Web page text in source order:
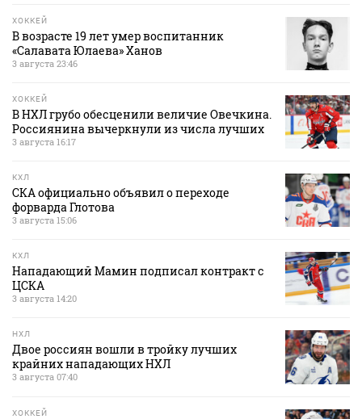
ХОККЕЙ
В возрасте 19 лет умер воспитанник
«Салавата Юлаева» Ханов
3 августа 23:46
ХОККЕЙ
В НХЛ грубо обесценили величие Овечкина.
Россиянина вычеркнули из числа лучших
3 августа 16:17
КХЛ
СКА официально объявил о переходе
форварда Глотова
3 августа 15:06
КХЛ
Нападающий Мамин подписал контракт с
ЦСКА
3 августа 14:20
НХЛ
Двое россиян вошли в тройку лучших
крайних нападающих НХЛ
3 августа 07:40
ХОККЕЙ